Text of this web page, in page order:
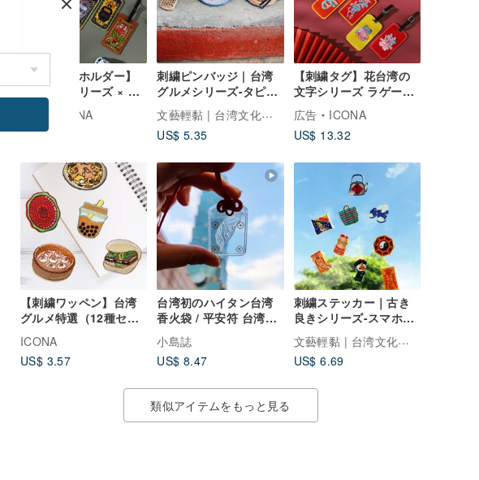
【刺繍キーホルダー】
台湾鉄道シリーズ × 台
ICONA
US$ 13.32
刺繍ピンバッジ | 台湾
グルメシリーズ-タピオ
カミルクティー 魯肉飯
小籠包 | 文藝輕黏
文藝輕黏 | 台湾文化を彩る刺繍
US$ 5.35
【刺繍タグ】花台湾の
文字シリーズ ラゲージ
タグ 旅行小物
広告
ICONA
US$ 13.32
【刺繍ワッペン】台湾
グルメ特選（12種セッ
ICONA
US$ 3.57
台湾初のハイタン台湾
香火袋 / 平安符 台湾お
守り 台湾土産 記念品
小島誌
US$ 8.47
刺繍ステッカー｜古き
良きシリーズ-スマホス
テッカー 青白サンダル
カアチーバッグ ヤクル
ト｜文藝輕黏
文藝輕黏 | 台湾文化を彩る刺繍
US$ 6.69
類似アイテムをもっと見る